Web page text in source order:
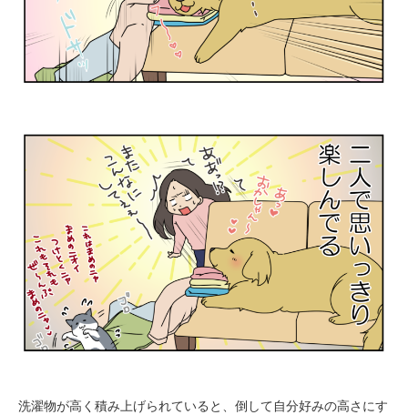
洗濯物が高く積み上げられていると、倒して自分好みの高さにす